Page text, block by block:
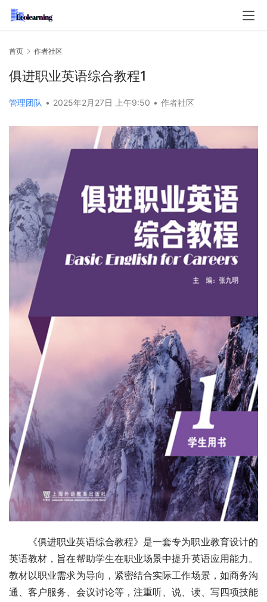
首页 作者社区
俱进职业英语综合教程1
管理团队 • 2025年2月27日 上午9:50 • 作者社区
《俱进职业英语综合教程》是一套专为职业教育设计的
英语教材，旨在帮助学生在职业场景中提升英语应用能力。
教材以职业需求为导向，紧密结合实际工作场景，如商务沟
通、客户服务、会议讨论等，注重听、说、读、写四项技能